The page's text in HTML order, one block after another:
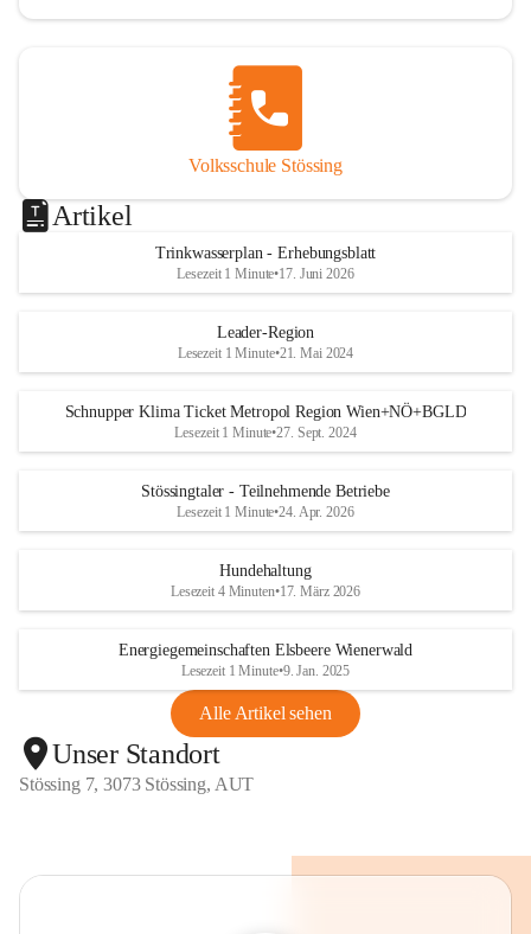
Volksschule Stössing
Artikel
Trinkwasserplan - Erhebungsblatt
Lesezeit 1 Minute•17. Juni 2026
Leader-Region
Lesezeit 1 Minute•21. Mai 2024
Schnupper Klima Ticket Metropol Region Wien+NÖ+BGLD
Lesezeit 1 Minute•27. Sept. 2024
Stössingtaler - Teilnehmende Betriebe
Lesezeit 1 Minute•24. Apr. 2026
Hundehaltung
Lesezeit 4 Minuten•17. März 2026
Energiegemeinschaften Elsbeere Wienerwald
Lesezeit 1 Minute•9. Jan. 2025
Alle Artikel sehen
Unser Standort
Stössing 7, 3073 Stössing, AUT